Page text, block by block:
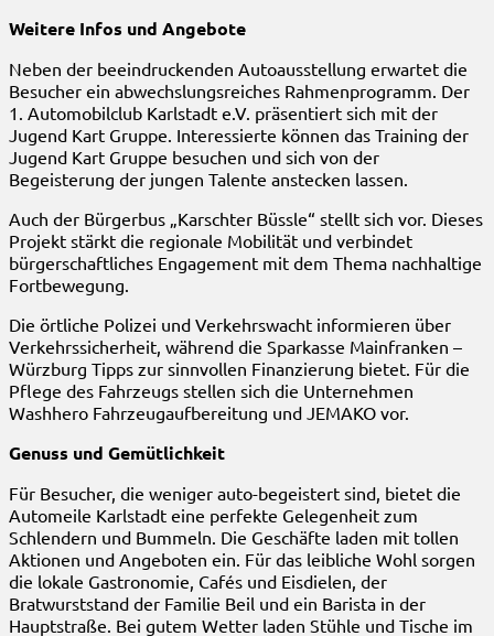
Weitere Infos und Angebote
Neben der beeindruckenden Autoausstellung erwartet die
Besucher ein abwechslungsreiches Rahmenprogramm. Der
1. Automobilclub Karlstadt e.V. präsentiert sich mit der
Jugend Kart Gruppe. Interessierte können das Training der
Jugend Kart Gruppe besuchen und sich von der
Begeisterung der jungen Talente anstecken lassen.
Auch der Bürgerbus „Karschter Büssle“ stellt sich vor. Dieses
Projekt stärkt die regionale Mobilität und verbindet
bürgerschaftliches Engagement mit dem Thema nachhaltige
Fortbewegung.
Die örtliche Polizei und Verkehrswacht informieren über
Verkehrssicherheit, während die Sparkasse Mainfranken –
Würzburg Tipps zur sinnvollen Finanzierung bietet. Für die
Pflege des Fahrzeugs stellen sich die Unternehmen
Washhero Fahrzeugaufbereitung und JEMAKO vor.
Genuss und Gemütlichkeit
Für Besucher, die weniger auto-begeistert sind, bietet die
Automeile Karlstadt eine perfekte Gelegenheit zum
Schlendern und Bummeln. Die Geschäfte laden mit tollen
Aktionen und Angeboten ein. Für das leibliche Wohl sorgen
die lokale Gastronomie, Cafés und Eisdielen, der
Bratwurststand der Familie Beil und ein Barista in der
Hauptstraße. Bei gutem Wetter laden Stühle und Tische im